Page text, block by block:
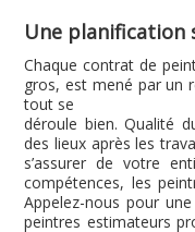
Une planification
Chaque contrat de
gros, est mené par un
tout se
déroule bien. Qualité
des lieux après les
s’assurer de votre
compétences, les
Appelez-nous pour
peintres estimateurs